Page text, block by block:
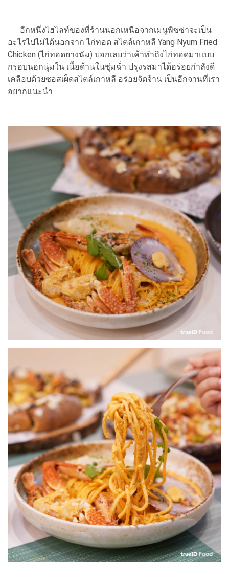
อีกหนึ่งไฮไลท์ของที่ร้านนอกเหนือจากเมนูพิซซ่าจะเป็น
อะไรไปไม่ได้นอกจาก ไก่ทอด สไตล์เกาหลี Yang Nyum Fried
Chicken (ไก่ทอดยางนัม) บอกเลยว่าเค้าทำถึงไก่ทอดมาแบบ
กรอบนอกนุ่มใน เนื้อด้านในชุ่มฉ่ำ ปรุงรสมาได้อร่อยกำลังดี
เคลือบด้วยซอสเผ็ดสไตล์เกาหลี อร่อยจัดจ้าน เป็นอีกจานที่เรา
อยากแนะนำ